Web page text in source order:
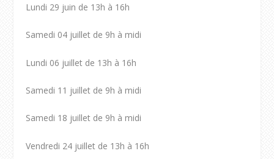
Lundi 29 juin de 13h à 16h
Samedi 04 juillet de 9h à midi
Lundi 06 juillet de 13h à 16h
Samedi 11 juillet de 9h à midi
Samedi 18 juillet de 9h à midi
Vendredi 24 juillet de 13h à 16h